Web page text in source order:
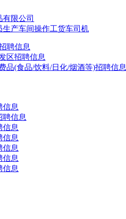
限公司
生产车间操作工货车司机
聘信息
区招聘信息
品(食品/饮料/日化/烟酒等)招聘信息
信息
聘信息
信息
信息
信息
信息
信息